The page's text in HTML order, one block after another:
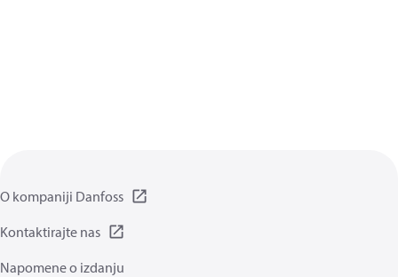
O kompaniji Danfoss
Kontaktirajte nas
Napomene o izdanju